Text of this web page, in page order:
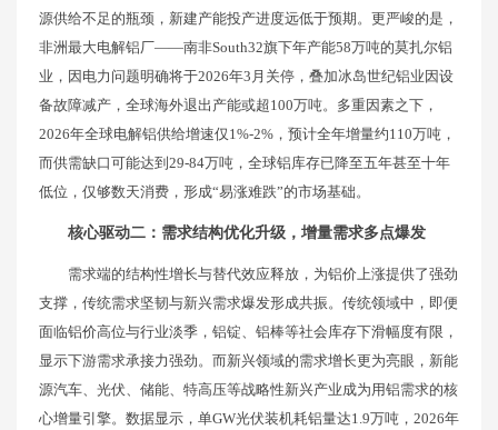
源供给不足的瓶颈，新建产能投产进度远低于预期。更严峻的是，
非洲最大电解铝厂——南非South32旗下年产能58万吨的莫扎尔铝
业，因电力问题明确将于2026年3月关停，叠加冰岛世纪铝业因设
备故障减产，全球海外退出产能或超100万吨。多重因素之下，
2026年全球电解铝供给增速仅1%-2%，预计全年增量约110万吨，
而供需缺口可能达到29-84万吨，全球铝库存已降至五年甚至十年
低位，仅够数天消费，形成“易涨难跌”的市场基础。
核心驱动二：需求结构优化升级，增量需求多点爆发
需求端的结构性增长与替代效应释放，为铝价上涨提供了强劲
支撑，传统需求坚韧与新兴需求爆发形成共振。传统领域中，即便
面临铝价高位与行业淡季，铝锭、铝棒等社会库存下滑幅度有限，
显示下游需求承接力强劲。而新兴领域的需求增长更为亮眼，新能
源汽车、光伏、储能、特高压等战略性新兴产业成为用铝需求的核
心增量引擎。数据显示，单GW光伏装机耗铝量达1.9万吨，2026年